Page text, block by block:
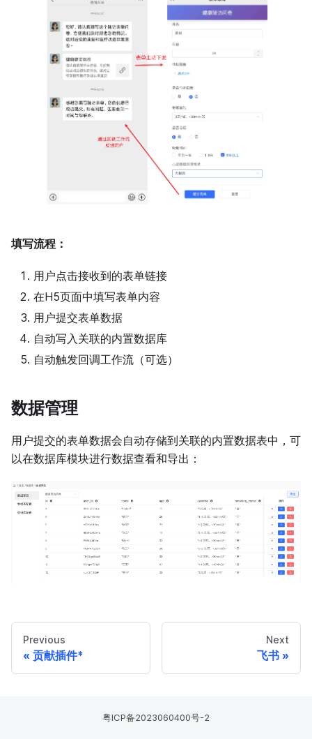
填写流程：
用户点击接收到的表单链接
在H5页面中填写表单内容
用户提交表单数据
自动写入关联的内置数据库
自动触发回调工作流（可选）
数据管理
用户提交的表单数据会自动存储到关联的内置数据表中，可
以在数据库模块进行数据查看和导出：
Previous
贡献插件*
Next
飞书
粤ICP备2023060400号-2